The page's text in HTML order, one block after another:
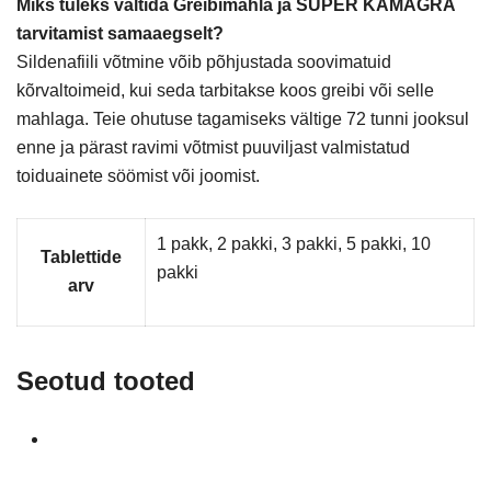
Miks tuleks vältida Greibimahla ja SUPER KAMAGRA
tarvitamist samaaegselt?
Sildenafiili võtmine võib põhjustada soovimatuid
kõrvaltoimeid, kui seda tarbitakse koos greibi või selle
mahlaga. Teie ohutuse tagamiseks vältige 72 tunni jooksul
enne ja pärast ravimi võtmist puuviljast valmistatud
toiduainete söömist või joomist.
Tablettide
arv
1 pakk, 2 pakki, 3 pakki, 5 pakki, 10
pakki
Seotud tooted